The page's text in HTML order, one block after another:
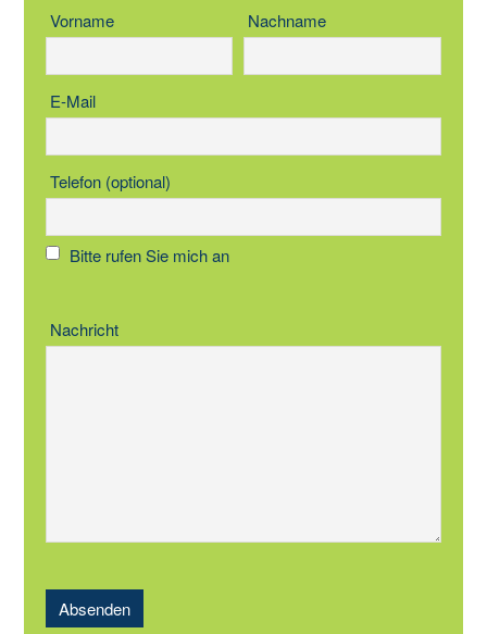
Vorname Nachname
E-Mail
Telefon (optional)
Bitte rufen Sie mich an
Nachricht
Absenden